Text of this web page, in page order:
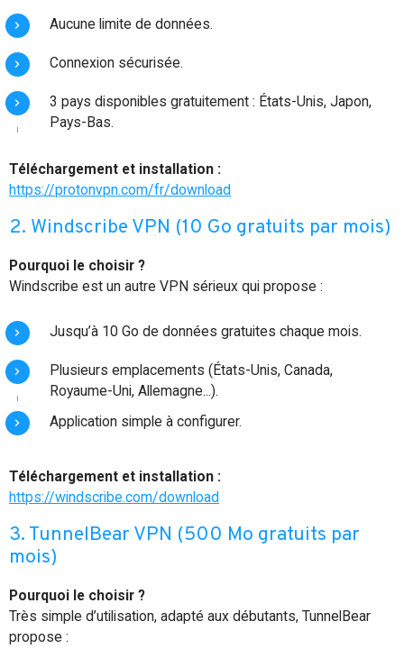
Aucune limite de données.
Connexion sécurisée.
3 pays disponibles gratuitement : États-Unis, Japon,
Pays-Bas.
Téléchargement et installation :
https://protonvpn.com/fr/download
2. Windscribe VPN (10 Go gratuits par mois)
Pourquoi le choisir ?
Windscribe est un autre VPN sérieux qui propose :
Jusqu’à 10 Go de données gratuites chaque mois.
Plusieurs emplacements (États-Unis, Canada,
Royaume-Uni, Allemagne...).
Application simple à configurer.
Téléchargement et installation :
https://windscribe.com/download
3. TunnelBear VPN (500 Mo gratuits par
mois)
Pourquoi le choisir ?
Très simple d’utilisation, adapté aux débutants, TunnelBear
propose :